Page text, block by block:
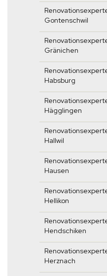
Gontenschwil
Gränichen
Habsburg
Hägglingen
Hallwil
Hausen
Hellikon
Hendschiken
Herznach